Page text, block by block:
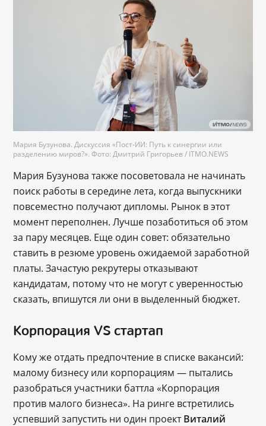
Мария Бузунова. Дискуссия «Пост-ИИ: Путь к синергии или
разделению миров?». Фото: Дмитрий Григорьев / ITMO.NEWS
Мария Бузунова также посоветовала не начинать
поиск работы в середине лета, когда выпускники
повсеместно получают дипломы. Рынок в этот
момент переполнен. Лучше позаботиться об этом
за пару месяцев. Еще один совет: обязательно
ставить в резюме уровень ожидаемой заработной
платы. Зачастую рекрутеры отказывают
кандидатам, потому что не могут с уверенностью
сказать, впишутся ли они в выделенный бюджет.
Корпорация VS стартап
Кому же отдать предпочтение в списке вакансий:
малому бизнесу или корпорациям — пытались
разобраться участники баттла «Корпорация
против малого бизнеса». На ринге встретились
успевший запустить ни один проектВиталий